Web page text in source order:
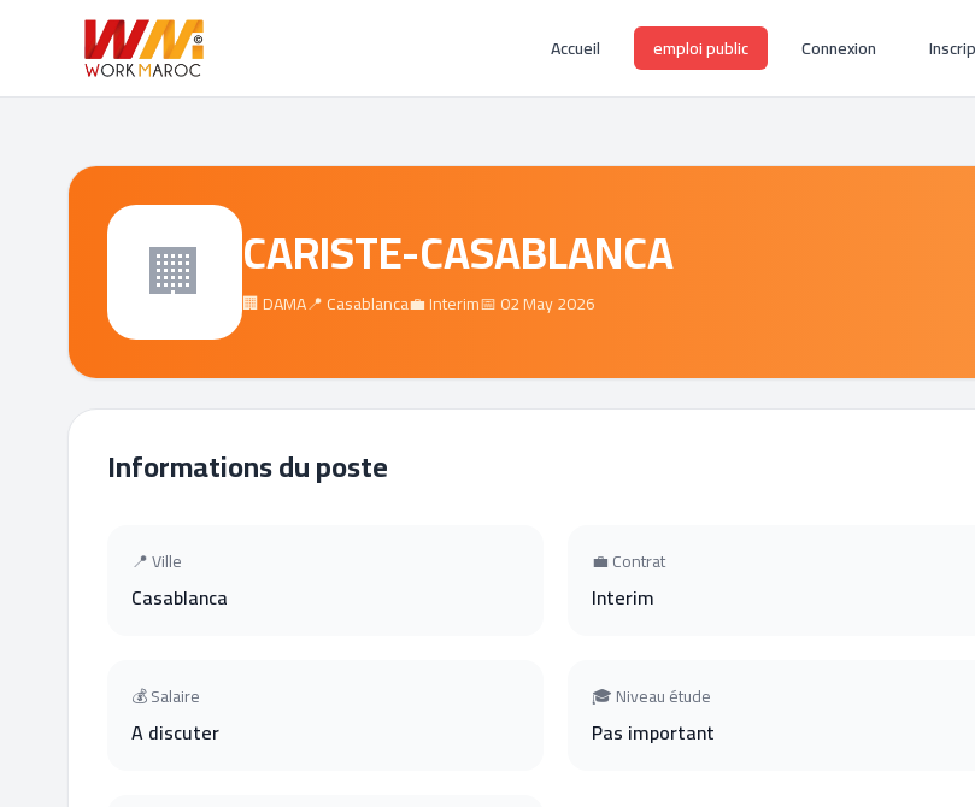
Accueil emploi public Connexion
🏢 CARISTE-CASABLANCA
🏢 DAMA📍 Casablanca💼 Interim📅 02 May 2026
Informations du poste
📍 Ville
Casablanca
💼 Contrat
Interim
💰 Salaire
A discuter
🎓 Niveau étude
Pas important